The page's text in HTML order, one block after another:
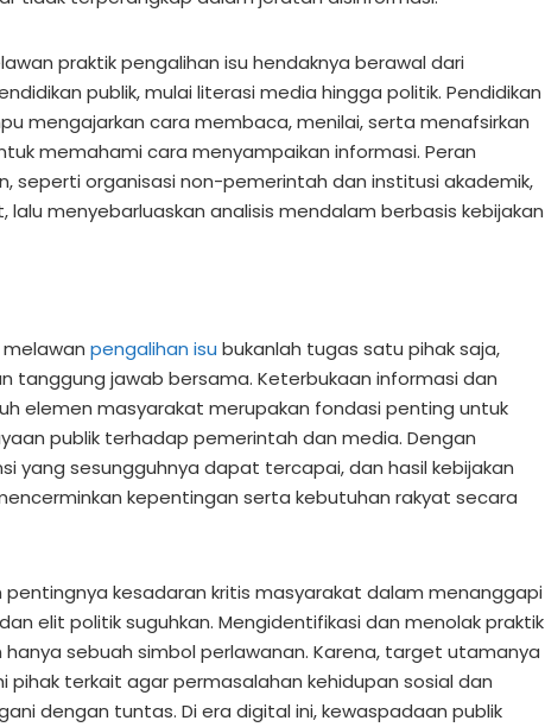
praktik pengalihan isu hendaknya berawal dari
publik, mulai literasi media hingga politik. Pendidikan
mengajarkan cara membaca, menilai, serta menafsirkan
memahami cara menyampaikan informasi. Peran
seperti organisasi non-pemerintah dan institusi akademik,
lalu menyebarluaskan analisis mendalam berbasis kebijakan
melawan pengalihan isu bukanlah tugas satu pihak saja,
tanggung jawab bersama. Keterbukaan informasi dan
elemen masyarakat merupakan fondasi penting untuk
publik terhadap pemerintah dan media. Dengan
yang sesungguhnya dapat tercapai, dan hasil kebijakan
kepentingan serta kebutuhan rakyat secara
pentingnya kesadaran kritis masyarakat dalam menanggapi
elit politik suguhkan. Mengidentifikasi dan menolak praktik
hanya sebuah simbol perlawanan. Karena, target utamanya
pihak terkait agar permasalahan kehidupan sosial dan
dengan tuntas. Di era digital ini, kewaspadaan publik